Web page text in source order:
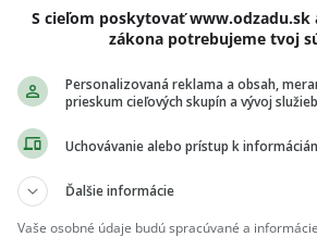
často len vonkajším prejavom
nás úspech inej ženy dokáže
niekedy vnímame
ženská rivalita často
sa. „ Ak nemáme stabilný pocit
S cieľom poskytovať www.odzadu.sk
zákona potrebujeme tvoj
Personalizovaná reklama a obsah,
prieskum cieľových skupín a vývoj služieb
Uchovávanie alebo prístup k
Ďalšie informácie
Vaše osobné údaje budú spracúvané a